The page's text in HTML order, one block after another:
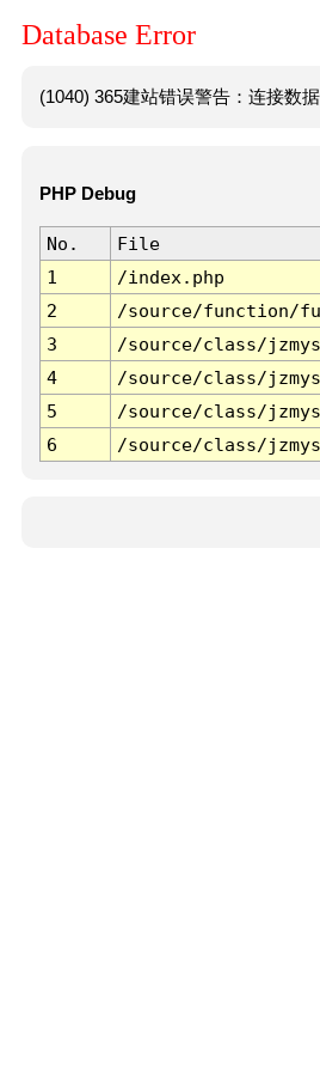
Database Error
(1040) 365建站错误警告：连接数
PHP Debug
No. File
1
/index.php
2
/source/function/
3
/source/class/
4
/source/class/
5
/source/class/
6
/source/class/